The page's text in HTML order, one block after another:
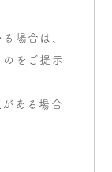
場合は、
のをご提示
がある場合